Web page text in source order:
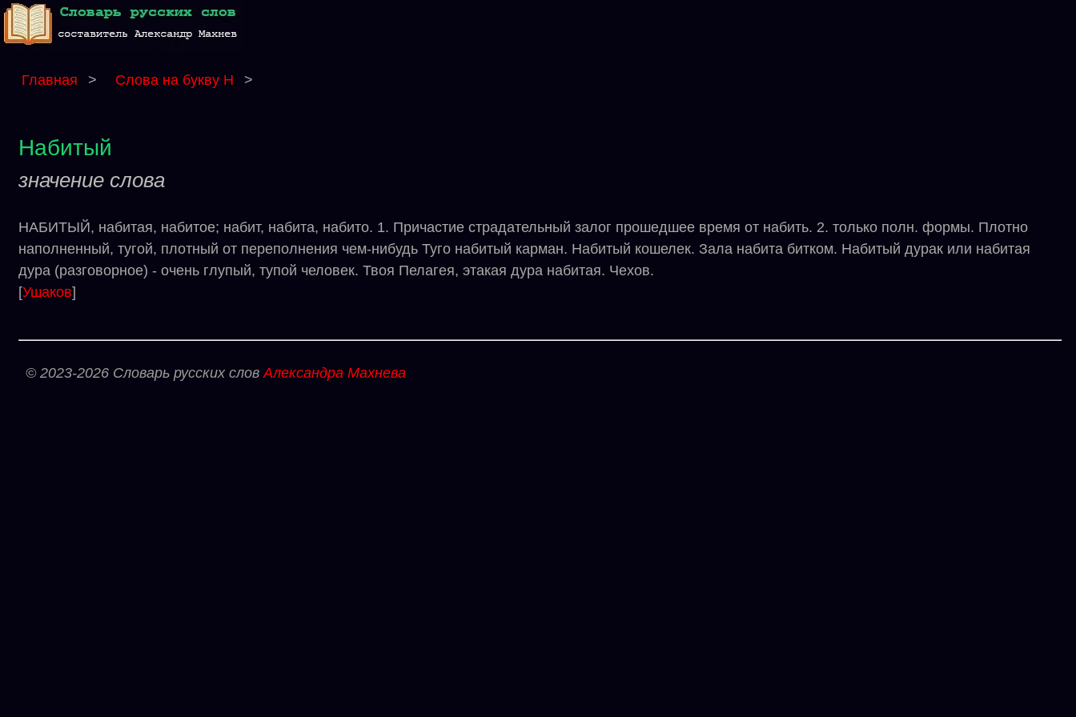
Главная > Слова на букву Н >
Набитый
значение слова
НАБИТЫЙ, набитая, набитое; набит, набита, набито. 1. Причастие страдательный залог прошедшее время от набить. 2. только полн. формы. Плотно
наполненный, тугой, плотный от переполнения чем-нибудь Туго набитый карман. Набитый кошелек. Зала набита битком. Набитый дурак или набитая
дура (разговорное) - очень глупый, тупой человек. Твоя Пелагея, этакая дура набитая. Чехов.
[Ушаков]
© 2023-2026 Словарь русских словАлександра Махнева